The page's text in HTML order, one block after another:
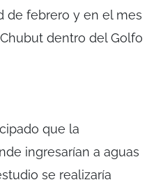
de febrero y en el mes
dentro del Golfo
que la
ingresarían a aguas
se realizaría